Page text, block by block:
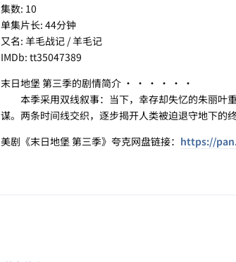
集数: 10
单集片长: 44分钟
又名: 羊毛战记 / 羊毛记
IMDb: tt35047389
末日地堡 第三季的剧情简介 · · · · · ·
本季采用双线叙事：当下，幸存却失忆的朱丽叶
谋。两条时间线交织，逐步揭开人类被迫退守地下的
美剧《末日地堡 第三季》夸克网盘链接： https://